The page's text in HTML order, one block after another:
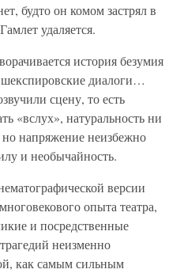
будто он комом застрял в
удаляется.
история безумия
диалоги…
сцену, то есть
«вслух», натуральность ни
напряжение неизбежно
и необычайность.
версии
опыта театра,
и посредственные
неизменно
как самым сильным